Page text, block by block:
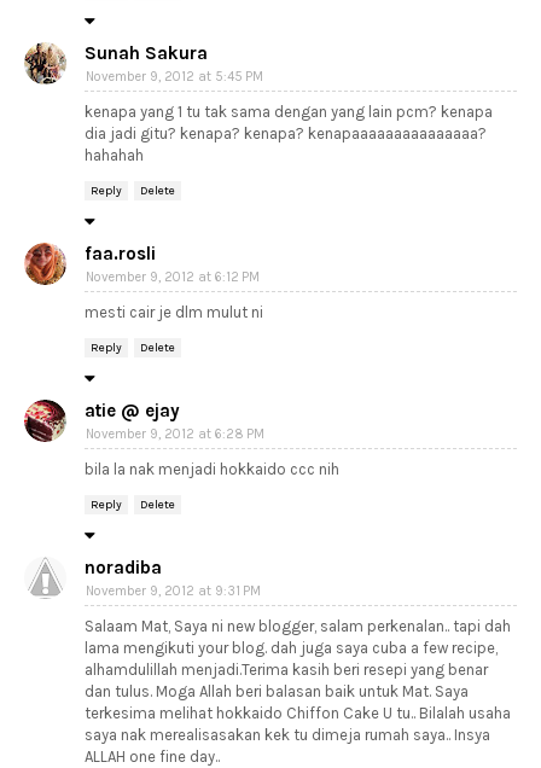
Sunah Sakura
November 9, 2012 at 5:45 PM
kenapa yang 1 tu tak sama dengan yang lain pcm? kenapa
dia jadi gitu? kenapa? kenapa? kenapaaaaaaaaaaaaaaa?
hahahah
Reply Delete
faa.rosli
November 9, 2012 at 6:12 PM
mesti cair je dlm mulut ni
Reply Delete
atie @ ejay
November 9, 2012 at 6:28 PM
bila la nak menjadi hokkaido ccc nih
Reply Delete
noradiba
November 9, 2012 at 9:31 PM
Salaam Mat, Saya ni new blogger, salam perkenalan.. tapi dah
lama mengikuti your blog. dah juga saya cuba a few recipe,
alhamdulillah menjadi.Terima kasih beri resepi yang benar
dan tulus. Moga Allah beri balasan baik untuk Mat. Saya
terkesima melihat hokkaido Chiffon Cake U tu.. Bilalah usaha
saya nak merealisasakan kek tu dimeja rumah saya.. Insya
ALLAH one fine day..